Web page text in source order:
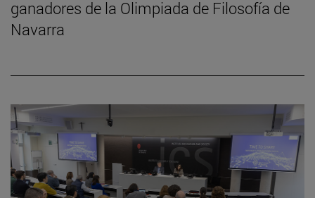
ganadores de la Olimpiada de Filosofía de
Navarra